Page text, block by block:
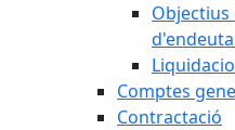
Comptes
Contractació